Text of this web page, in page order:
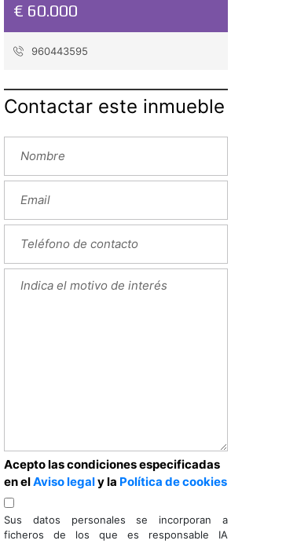
€ 60.000
960443595
Contactar este inmueble
Acepto las condiciones especificadas
en elAviso legaly la Política de cookies
Sus datos personales se incorporan a
ficheros de los que es responsable IA